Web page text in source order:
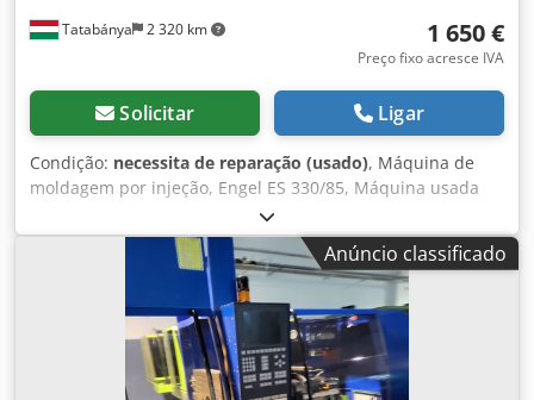
Tatabánya 2 320 km 1 650 €
Preço fixo acresce IVA
Solicitar Ligar
Condição: necessita de reparação (usado), Máquina de
moldagem por injeção, Engel ES 330/85, Máquina usada
Conforme mostrado nas fotos, seu estado de
funcionamento é incerto. Dimensões totais: 3100 x 1950 x
2600 mm Peso: 5500 kg Fabricante: Engel Modelo: ES
330/85 Ano de fabricação: 1997 Dados elétricos: 380V, 60 A
Placas de controle: Keba PS 244; Keba DO 321; Keba DO
321; Keba DO 321; Keba DI 325; Keba DI 325; Keba DI 325;
Keba TT 081; Keba AR 181; Keba PD 242; Keba CU 211.
Dkjdpfxjukn S Hj Adlor
Anúncio classificado